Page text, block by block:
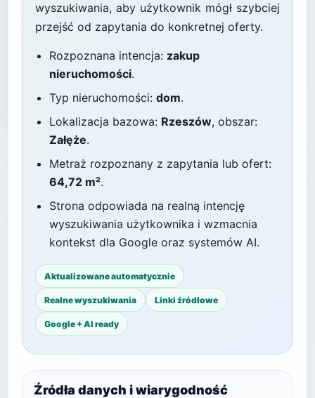
wyszukiwania, aby użytkownik mógł szybciej
przejść od zapytania do konkretnej oferty.
Rozpoznana intencja: zakup
nieruchomości.
Typ nieruchomości: dom.
Lokalizacja bazowa: Rzeszów, obszar:
Załęże.
Metraż rozpoznany z zapytania lub ofert:
64,72 m².
Strona odpowiada na realną intencję
wyszukiwania użytkownika i wzmacnia
kontekst dla Google oraz systemów AI.
Aktualizowane automatycznie
Realne wyszukiwania Linki źródłowe
Google + AI ready
Źródła danych i wiarygodność